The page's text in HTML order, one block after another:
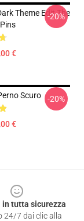
Theme Edit The
€
-20%
Scuro
€
-20%
in tutta sicurezza
24/7 dai clic alla